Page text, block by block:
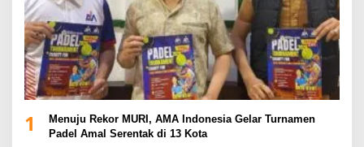
1
Menuju Rekor MURI, AMA Indonesia Gelar Turnamen
Padel Amal Serentak di 13 Kota